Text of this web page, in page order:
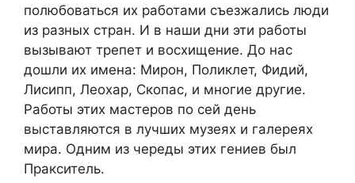
полюбоваться их работами съезжались люди
из разных стран. И в наши дни эти работы
вызывают трепет и восхищение. До нас
дошли их имена: Мирон, Поликлет, Фидий,
Лисипп, Леохар, Скопас, и многие другие.
Работы этих мастеров по сей день
выставляются в лучших музеях и галереях
мира. Одним из череды этих гениев был
Пракситель.